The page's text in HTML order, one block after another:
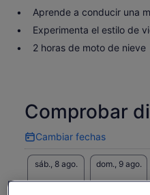
Aprende a conducir una
Experimenta el estilo de
2 horas de moto de nieve
Comprobar
Cambiar fechas
Cambiar
fechas
sáb., 8 ago.
-
dom., 9 ago.
-